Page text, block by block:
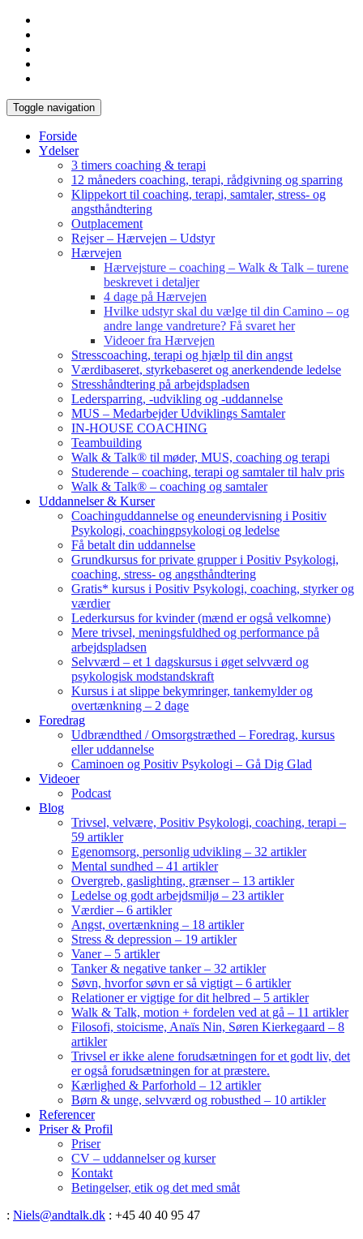
Toggle navigation
Forside
Ydelser
3 timers coaching & terapi
12 måneders coaching, terapi, rådgivning og sparring
Klippekort til coaching, terapi, samtaler, stress- og
angsthåndtering
Outplacement
Rejser – Hærvejen – Udstyr
Hærvejen
Hærvejsture – coaching – Walk & Talk – turene
beskrevet i detaljer
4 dage på Hærvejen
Hvilke udstyr skal du vælge til din Camino – og
andre lange vandreture? Få svaret her
Videoer fra Hærvejen
Stresscoaching, terapi og hjælp til din angst
Værdibaseret, styrkebaseret og anerkendende ledelse
Stresshåndtering på arbejdspladsen
Ledersparring, -udvikling og -uddannelse
MUS – Medarbejder Udviklings Samtaler
IN-HOUSE COACHING
Teambuilding
Walk & Talk® til møder, MUS, coaching og terapi
Studerende – coaching, terapi og samtaler til halv pris
Walk & Talk® – coaching og samtaler
Uddannelser & Kurser
Coachinguddannelse og eneundervisning i Positiv
Psykologi, coachingpsykologi og ledelse
Få betalt din uddannelse
Grundkursus for private grupper i Positiv Psykologi,
coaching, stress- og angsthåndtering
Gratis* kursus i Positiv Psykologi, coaching, styrker og
værdier
Lederkursus for kvinder (mænd er også velkomne)
Mere trivsel, meningsfuldhed og performance på
arbejdspladsen
Selvværd – et 1 dagskursus i øget selvværd og
psykologisk modstandskraft
Kursus i at slippe bekymringer, tankemylder og
overtænkning – 2 dage
Foredrag
Udbrændthed / Omsorgstræthed – Foredrag, kursus
eller uddannelse
Caminoen og Positiv Psykologi – Gå Dig Glad
Videoer
Podcast
Blog
Trivsel, velvære, Positiv Psykologi, coaching, terapi –
59 artikler
Egenomsorg, personlig udvikling – 32 artikler
Mental sundhed – 41 artikler
Overgreb, gaslighting, grænser – 13 artikler
Ledelse og godt arbejdsmiljø – 23 artikler
Værdier – 6 artikler
Angst, overtænkning – 18 artikler
Stress & depression – 19 artikler
Vaner – 5 artikler
Tanker & negative tanker – 32 artikler
Søvn, hvorfor søvn er så vigtigt – 6 artikler
Relationer er vigtige for dit helbred – 5 artikler
Walk & Talk, motion + fordelen ved at gå – 11 artikler
Filosofi, stoicisme, Anaïs Nin, Søren Kierkegaard – 8
artikler
Trivsel er ikke alene forudsætningen for et godt liv, det
er også forudsætningen for at præstere.
Kærlighed & Parforhold – 12 artikler
Børn & unge, selvværd og robusthed – 10 artikler
Referencer
Priser & Profil
Priser
CV – uddannelser og kurser
Kontakt
Betingelser, etik og det med småt
: Niels@andtalk.dk : +45 40 40 95 47